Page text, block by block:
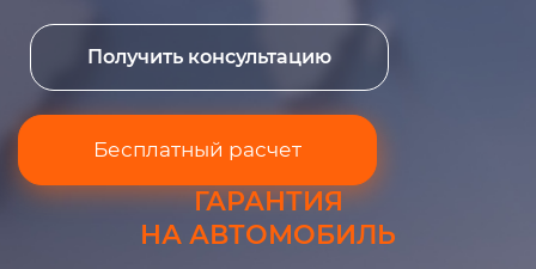
Получить консультацию
Бесплатный расчет
ГАРАНТИЯ
НА АВТОМОБИЛЬ